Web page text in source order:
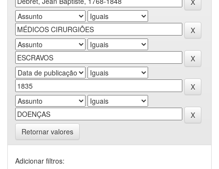
Retornar valores
Adicionar filtros: